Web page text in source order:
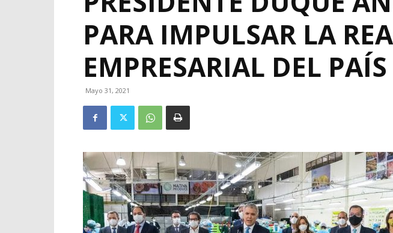
PARA IMPULSAR LA
EMPRESARIAL DEL PAÍS
Mayo 31, 2021